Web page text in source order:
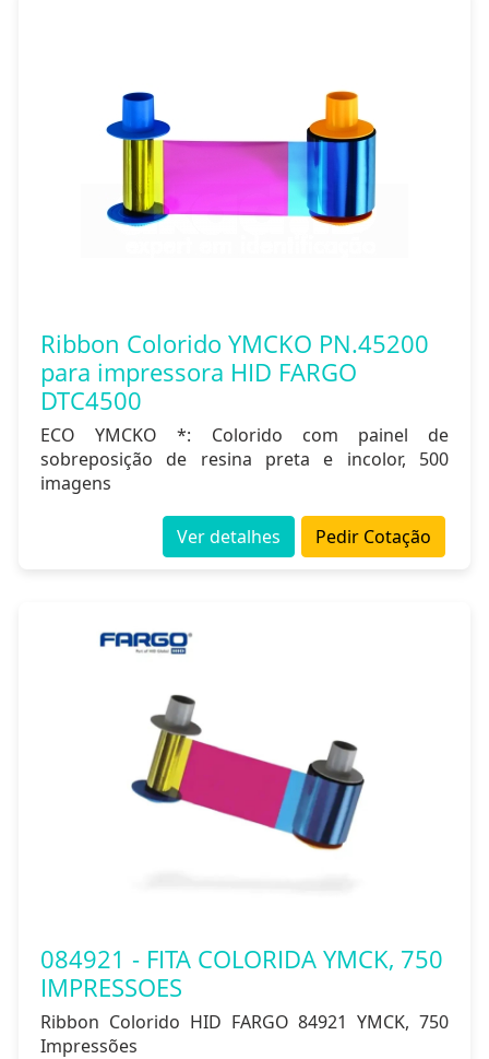
Ribbon Colorido YMCKO PN.45200
para impressora HID FARGO
DTC4500
ECO YMCKO *: Colorido com painel de
sobreposição de resina preta e incolor, 500
imagens
Pedir Cotação
Ver detalhes
084921 - FITA COLORIDA YMCK, 750
IMPRESSOES
Ribbon Colorido HID FARGO 84921 YMCK, 750
Impressões